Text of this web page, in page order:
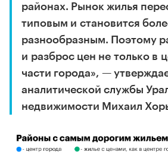
районах. Рынок жилья
типовым и становится
разнообразным. Поэтому
и разброс цен не только в
части города», —
аналитической службы
недвижимости Михаил